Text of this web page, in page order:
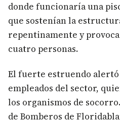
donde funcionaría una
que sostenían la
repentinamente y
cuatro personas.
El fuerte estruendo alertó
empleados del sector,
los organismos de
de Bomberos de